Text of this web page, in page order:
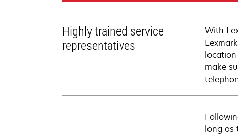
Highly trained service
representatives
With
make
long as